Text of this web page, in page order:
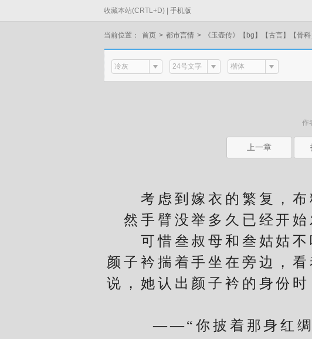
收藏本站(CRTL+D) | 手机版
当前位置： 首页 > 都市言情 > 《玉壶传》【bg】【古言】【骨科
冷灰 24号文字 楷体
作
上一章
考虑到嫁衣的繁复，布
然手臂没举多久已经开
可惜叁叔母和叁姑姑不
颜子衿揣着手坐在旁边，
说，她认出颜子衿的身份
——“你披着那身红绸缓